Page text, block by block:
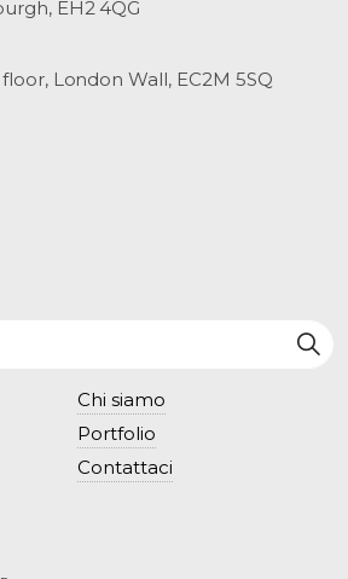
EH2 4QG
London Wall, EC2M 5SQ
Chi siamo
Portfolio
Contattaci